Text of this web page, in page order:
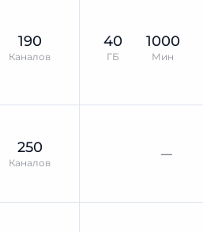
190
Каналов
40
ГБ
1000
Мин
250
Каналов
—